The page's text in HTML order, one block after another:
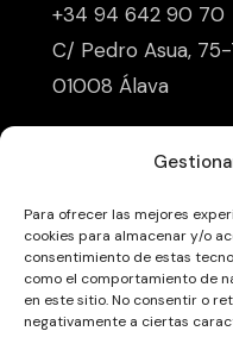
Para ofrecer las mejores
cookies para almacenar y/o
consentimiento de estas
como el comportamiento de
en este sitio. No consentir o
negativamente a ciertas
+34 94 642 90 70
C/ Pedro Asua,
01008 Álava